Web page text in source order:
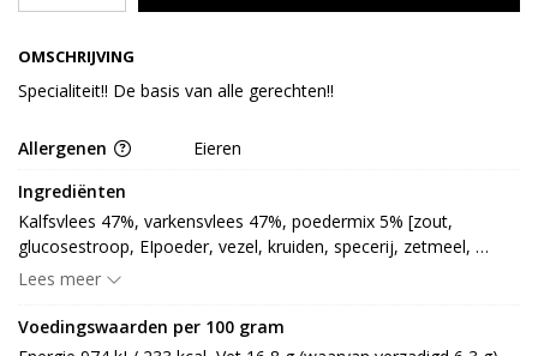
OMSCHRIJVING
Specialiteit!! De basis van alle gerechten!!
Allergenen
Eieren
Ingrediënten
Kalfsvlees 47%, varkensvlees 47%, poedermix 5% [zout,
glucosestroop, EIpoeder, vezel, kruiden, specerij, zetmeel,
conserveermiddel: E262, dextrose, aroma, zuurteregelaar: E331,
Lees meer
Voedingswaarden per 100 gram